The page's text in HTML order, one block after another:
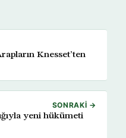
Knesset’ten
SONRAKI →
yeni hükümeti